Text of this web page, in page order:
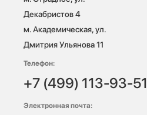
Декабристов 4
м. Академическая, ул.
Дмитрия Ульянова 11
Телефон:
+7 (499) 113-93-51
Электронная почта: